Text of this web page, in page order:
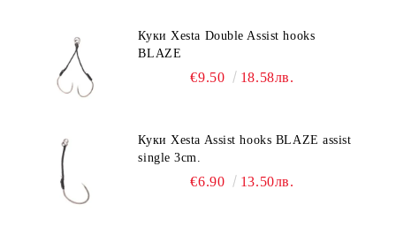
Куки Xesta Double Assist hooks
BLAZE
€9.50 18.58лв.
Куки Xesta Assist hooks BLAZE assist
single 3cm.
€6.90 13.50лв.